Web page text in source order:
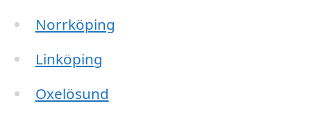
Norrköping
Linköping
Oxelösund